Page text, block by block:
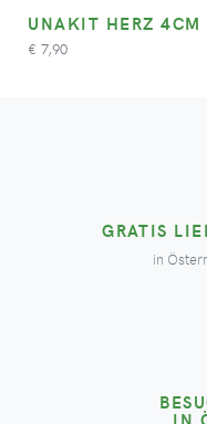
UNAKIT HERZ 4CM
€ 7,90
GRATIS
in